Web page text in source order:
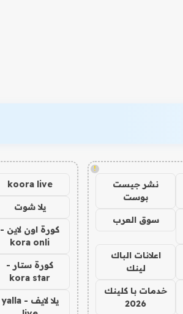
!
نشر جيست
بوست
سوق العرب
اعلانات الباك
لينك
خدمات با كلينك
2026
koora live
يلا شوت
كورة اون لاين -
kora onli
كورة ستار -
kora star
يلا لايف - yalla